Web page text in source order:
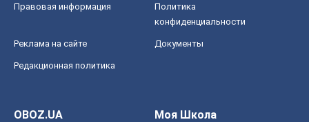
Правовая информация
Политика
конфиденциальности
Реклама на сайте Документы
Редакционная политика
OBOZ.UA
Моя Школа